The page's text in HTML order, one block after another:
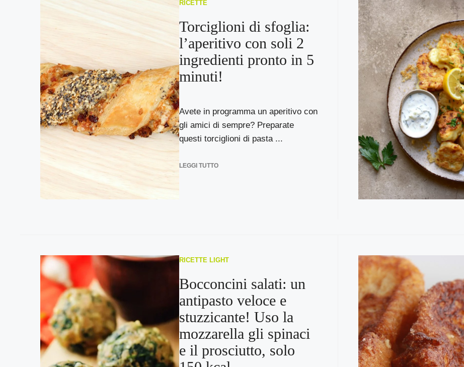
RICETTE
Torciglioni di sfoglia:
l’aperitivo con soli 2
ingredienti pronto in 5
minuti!
Avete in programma un aperitivo con
gli amici di sempre? Preparate
questi torciglioni di pasta ...
LEGGI TUTTO
RICETTE LIGHT
Bocconcini salati: un
antipasto veloce e
stuzzicante! Uso la
mozzarella gli spinaci
e il prosciutto, solo